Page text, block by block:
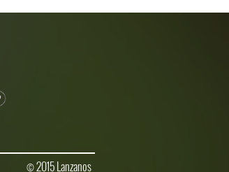
© 2015 Lanzanos